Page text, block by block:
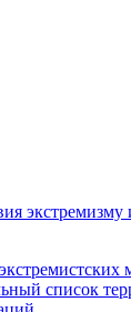
экстремизму
список